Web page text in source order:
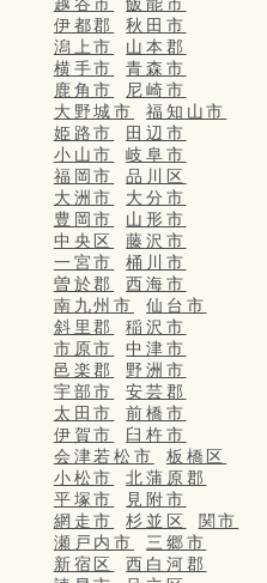
伊都郡
秋田市
潟上市
山本郡
横手市
青森市
鹿角市
尼崎市
大野城市
福知山市
姫路市
田辺市
小山市
岐阜市
福岡市
品川区
大洲市
大分市
豊岡市
山形市
中央区
藤沢市
一宮市
桶川市
曽於郡
西海市
南九州市
仙台市
斜里郡
稲沢市
市原市
中津市
邑楽郡
野洲市
宇部市
安芸郡
太田市
前橋市
伊賀市
臼杵市
会津若松市
板橋区
小松市
北蒲原郡
平塚市
見附市
網走市
杉並区
関市
瀬戸内市
三郷市
新宿区
西白河郡